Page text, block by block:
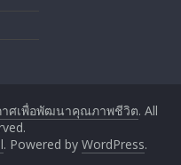
าศ​เพื่อพัฒนาคุณภาพชีวิต. All
. Powered by WordPress.